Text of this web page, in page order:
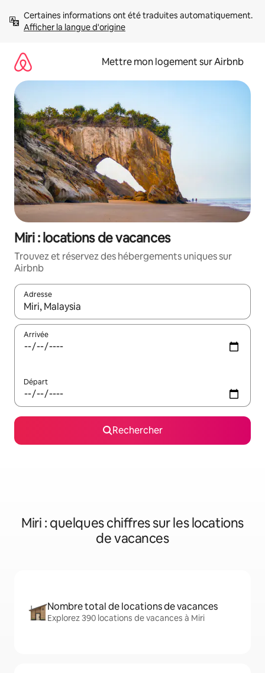
directement
Afficher la langue d'origine
Mettre mon logement sur Airbnb
Miri : locations de vacances
Trouvez et réservez des hébergements uniques sur
Airbnb
Adresse
Lorsque les résultats s'affichent, utilisez les flèches vers le
Arrivée
Départ
Rechercher
Miri : quelques chiffres sur les locations
de vacances
Nombre total de locations de vacances
Explorez 390 locations de vacances à Miri